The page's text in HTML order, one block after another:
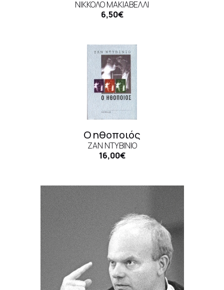
ΝΙΚΚΟΛΌ ΜΑΚΙΑΒΈΛΛΙ
6,50€
Ο ηθοποιός
ΖΑΝ ΝΤΥΒΙΝΙΌ
16,00€